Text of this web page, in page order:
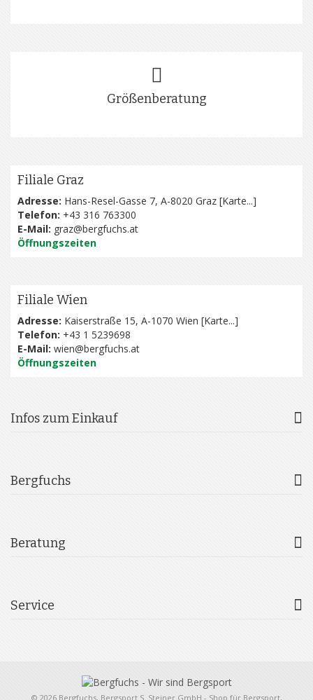
Größenberatung
Filiale Graz
Adresse: Hans-Resel-Gasse 7, A-8020 Graz [Karte...]
Telefon: +43 316 763300
E-Mail: graz@bergfuchs.at
Öffnungszeiten
Filiale Wien
Adresse: Kaiserstraße 15, A-1070 Wien [Karte...]
Telefon: +43 1 5239698
E-Mail: wien@bergfuchs.at
Öffnungszeiten
Infos zum Einkauf
Bergfuchs
Beratung
Service
© 2026 Bergfuchs, Bergsport S. Steiner GmbH - Shop für Bergsport,